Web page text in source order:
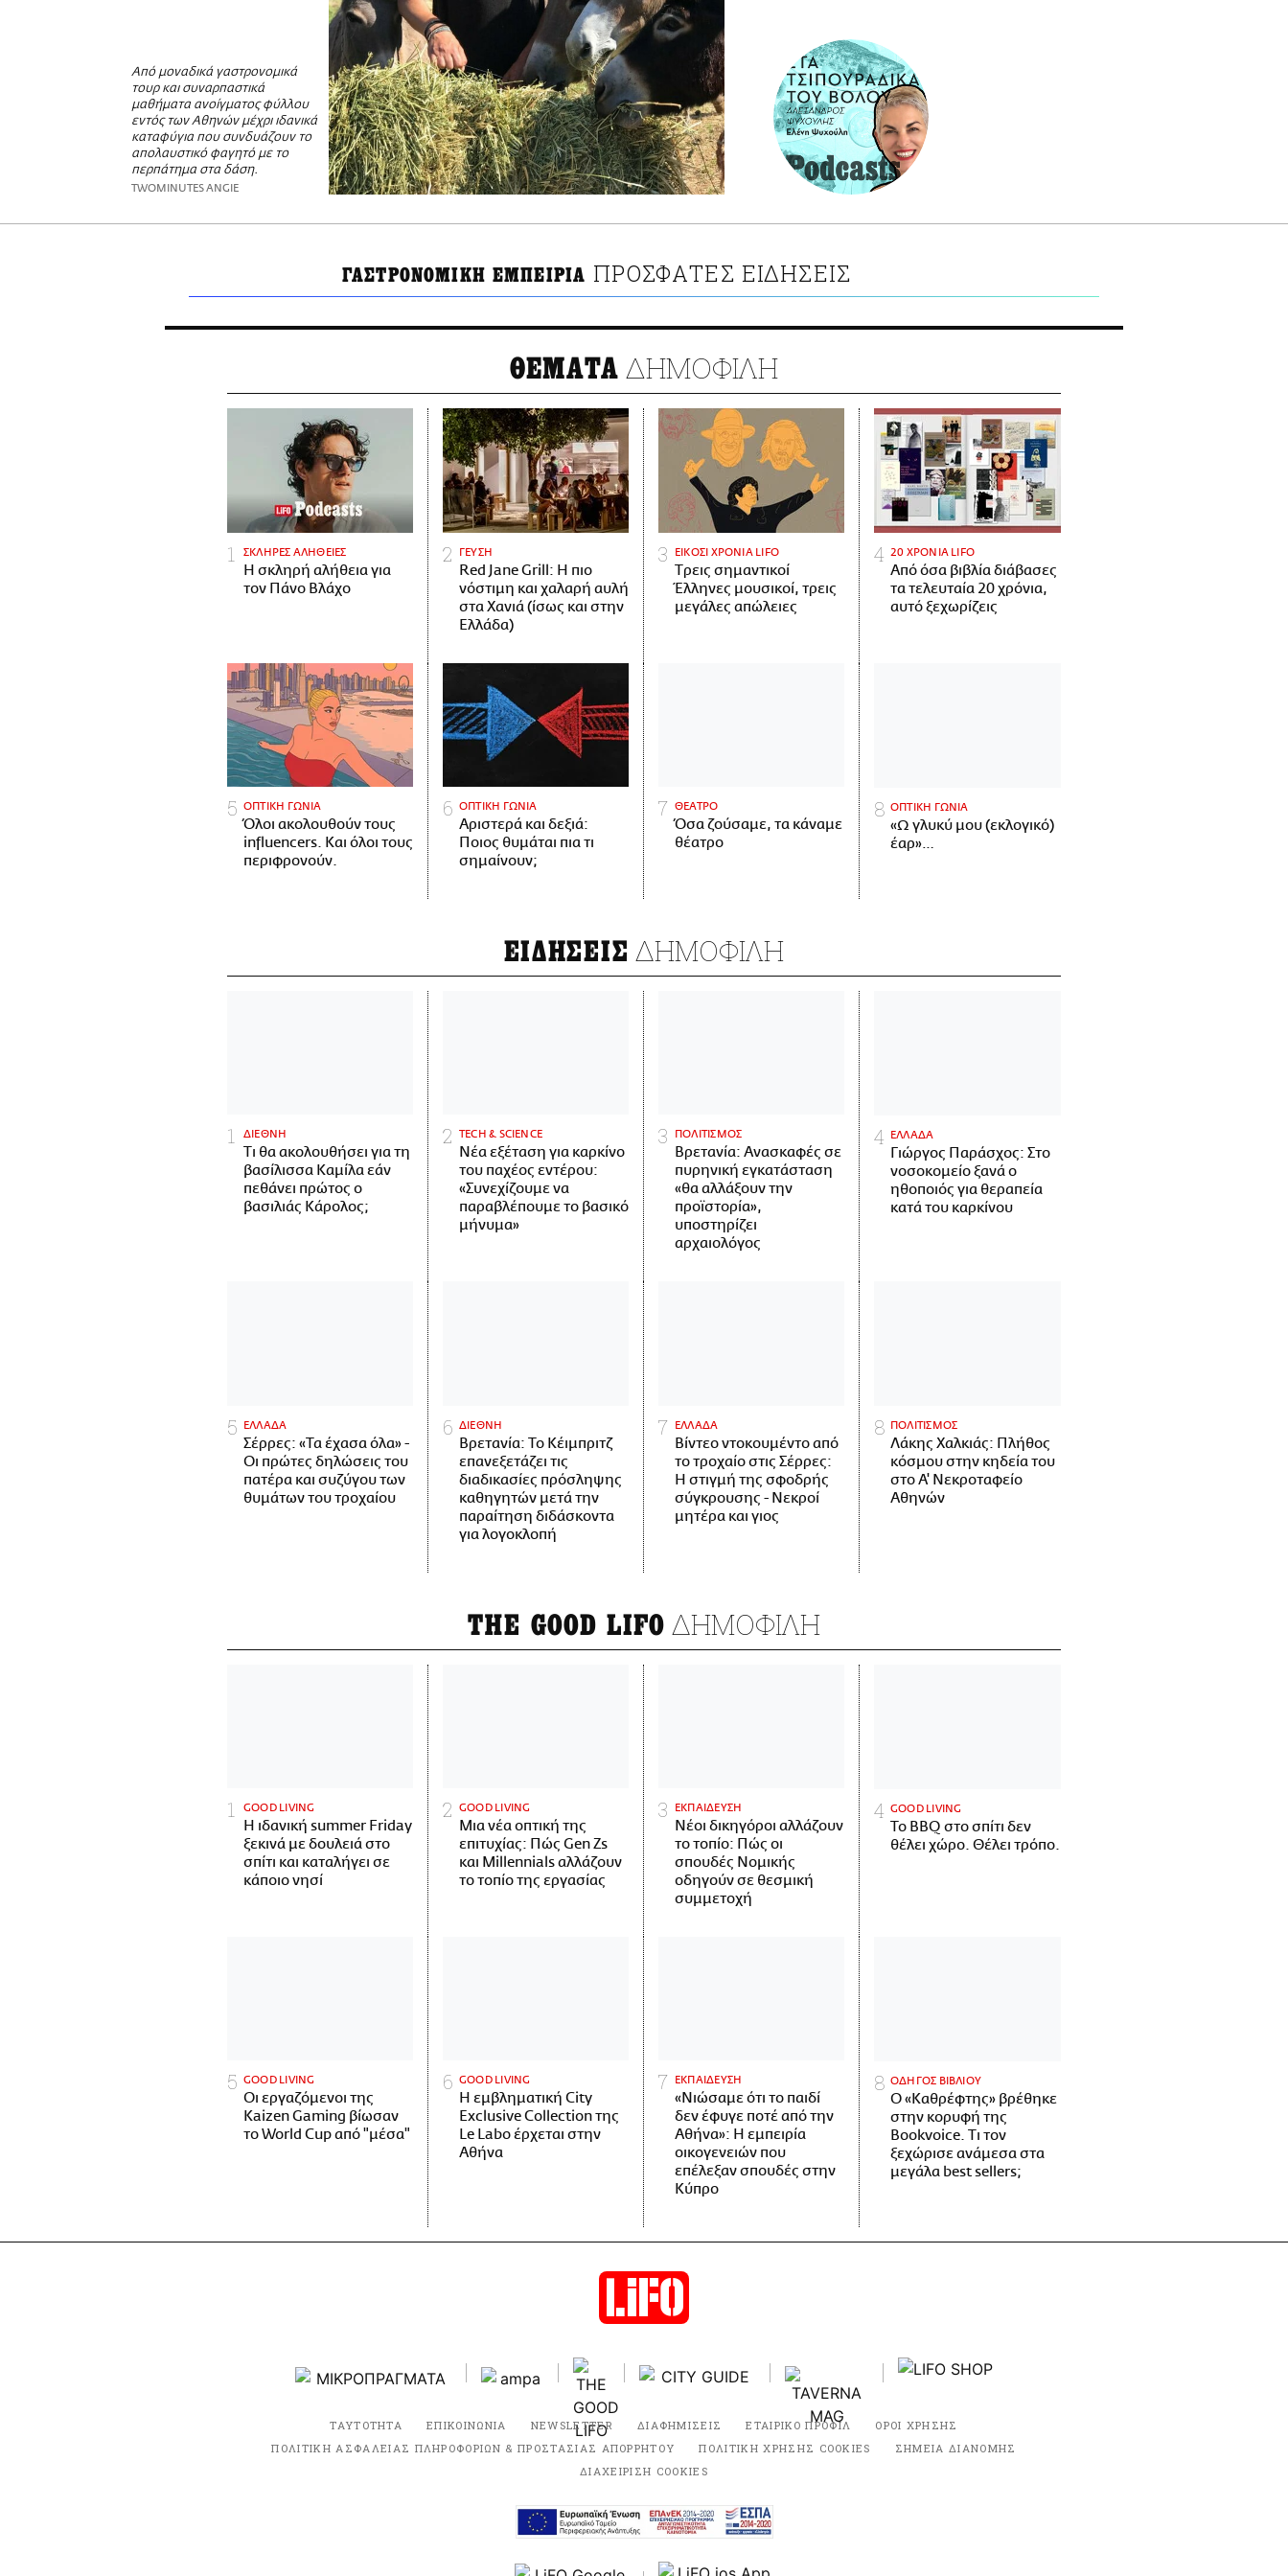
Από μοναδικά γαστρονομικά
τουρ και συναρπαστικά
μαθήματα ανοίγματος φύλλου
εντός των Αθηνών μέχρι ιδανικά
καταφύγια που συνδυάζουν το
απολαυστικό φαγητό με το
περπάτημα στα δάση.
TWOMINUTES ANGIE
ΓΑΣΤΡΟΝΟΜΙΚΗ ΕΜΠΕΙΡΙΑ ΠΡΟΣΦΑΤΕΣ ΕΙΔΗΣΕΙΣ
ΘΕΜΑΤΑ ΔΗΜΟΦΙΛΗ
ΣΚΛΗΡΕΣ ΑΛΗΘΕΙΕΣ
H σκληρή αλήθεια για
τον Πάνο Βλάχο
ΓΕΥΣΗ
Red Jane Grill: Η πιο
νόστιμη και χαλαρή αυλή
στα Χανιά (ίσως και στην
Ελλάδα)
ΕΙΚΟΣΙ ΧΡΟΝΙΑ LIFO
Tρεις σημαντικοί
Έλληνες μουσικοί, τρεις
μεγάλες απώλειες
20 ΧΡΟΝΙΑ LIFO
Από όσα βιβλία διάβασες
τα τελευταία 20 χρόνια,
αυτό ξεχωρίζεις
ΟΠΤΙΚΗ ΓΩΝΙΑ
Όλοι ακολουθούν τους
influencers. Και όλοι τους
περιφρονούν.
ΟΠΤΙΚΗ ΓΩΝΙΑ
Αριστερά και δεξιά:
Ποιος θυμάται πια τι
σημαίνουν;
ΘΕΑΤΡΟ
Όσα ζούσαμε, τα κάναμε
θέατρο
ΟΠΤΙΚΗ ΓΩΝΙΑ
«Ω γλυκύ μου (εκλογικό)
έαρ»…
ΕΙΔΗΣΕΙΣ ΔΗΜΟΦΙΛΗ
ΔΙΕΘΝΗ
Τι θα ακολουθήσει για τη
βασίλισσα Καμίλα εάν
πεθάνει πρώτος ο
βασιλιάς Κάρολος;
ΤECH & SCIENCE
Νέα εξέταση για καρκίνο
του παχέος εντέρου:
«Συνεχίζουμε να
παραβλέπουμε το βασικό
μήνυμα»
ΠΟΛΙΤΙΣΜΟΣ
Βρετανία: Ανασκαφές σε
πυρηνική εγκατάσταση
«θα αλλάξουν την
προϊστορία»,
υποστηρίζει
αρχαιολόγος
ΕΛΛΑΔΑ
Γιώργος Παράσχος: Στο
νοσοκομείο ξανά ο
ηθοποιός για θεραπεία
κατά του καρκίνου
ΕΛΛΑΔΑ
Σέρρες: «Τα έχασα όλα» -
Οι πρώτες δηλώσεις του
πατέρα και συζύγου των
θυμάτων του τροχαίου
ΔΙΕΘΝΗ
Βρετανία: Το Κέιμπριτζ
επανεξετάζει τις
διαδικασίες πρόσληψης
καθηγητών μετά την
παραίτηση διδάσκοντα
για λογοκλοπή
ΕΛΛΑΔΑ
Βίντεο ντοκουμέντο από
το τροχαίο στις Σέρρες:
Η στιγμή της σφοδρής
σύγκρουσης - Νεκροί
μητέρα και γιος
ΠΟΛΙΤΙΣΜΟΣ
Λάκης Χαλκιάς: Πλήθος
κόσμου στην κηδεία του
στο Α' Νεκροταφείο
Αθηνών
THE GOOD LIFO ΔΗΜΟΦΙΛΗ
GOOD LIVING
Η ιδανική summer Friday
ξεκινά με δουλειά στο
σπίτι και καταλήγει σε
κάποιο νησί
GOOD LIVING
Μια νέα οπτική της
επιτυχίας: Πώς Gen Zs
και Millennials αλλάζουν
το τοπίο της εργασίας
ΕΚΠΑΙΔΕΥΣΗ
Νέοι δικηγόροι αλλάζουν
το τοπίο: Πώς οι
σπουδές Νομικής
οδηγούν σε θεσμική
συμμετοχή
GOOD LIVING
Το BBQ στο σπίτι δεν
θέλει χώρο. Θέλει τρόπο.
GOOD LIVING
Οι εργαζόμενοι της
Kaizen Gaming βίωσαν
το World Cup από "μέσα"
GOOD LIVING
Η εμβληματική City
Exclusive Collection της
Le Labo έρχεται στην
Αθήνα
ΕΚΠΑΙΔΕΥΣΗ
«Νιώσαμε ότι το παιδί
δεν έφυγε ποτέ από την
Αθήνα»: Η εμπειρία
οικογενειών που
επέλεξαν σπουδές στην
Κύπρο
ΟΔΗΓΟΣ ΒΙΒΛΙΟΥ
Ο «Καθρέφτης» βρέθηκε
στην κορυφή της
Bookvoice. Τι τον
ξεχώρισε ανάμεσα στα
μεγάλα best sellers;
ΤΑΥΤΟΤΗΤΑ ΕΠΙΚΟΙΝΩΝΙΑ NEWSLETTER ΔΙΑΦΗΜΙΣΕΙΣ ΕΤΑΙΡΙΚΟ ΠΡΟΦΙΛ
ΟΡΟΙ ΧΡΗΣΗΣ
ΠΟΛΙΤΙΚΗ ΑΣΦΑΛΕΙΑΣ ΠΛΗΡΟΦΟΡΙΩΝ & ΠΡΟΣΤΑΣΙΑΣ ΑΠΟΡΡΗΤΟΥ
ΠΟΛΙΤΙΚΗ ΧΡΗΣΗΣ COOKIES
ΣΗΜΕΙΑ ΔΙΑΝΟΜΗΣ
ΔΙΑΧΕΙΡΙΣΗ COOKIES